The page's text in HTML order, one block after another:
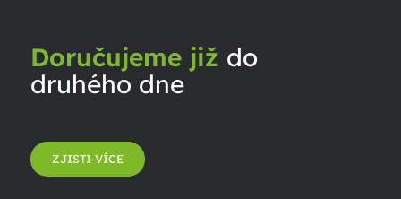
Doručujeme již do
druhého dne
ZJISTI VÍCE